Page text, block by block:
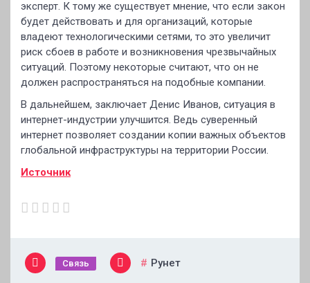
эксперт. К тому же существует мнение, что если закон
будет действовать и для организаций, которые
владеют технологическими сетями, то это увеличит
риск сбоев в работе и возникновения чрезвычайных
ситуаций. Поэтому некоторые считают, что он не
должен распространяться на подобные компании.
В дальнейшем, заключает Денис Иванов, ситуация в
интернет-индустрии улучшится. Ведь суверенный
интернет позволяет создании копии важных объектов
глобальной инфраструктуры на территории России.
Источник
Связь Рунет